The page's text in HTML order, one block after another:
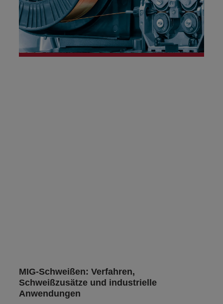
MIG-Schweißen: Verfahren,
Schweißzusätze und industrielle
Anwendungen